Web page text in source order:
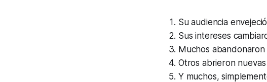
Su audiencia
Sus intereses
Muchos abandonaron
Otros abrieron
Y muchos,